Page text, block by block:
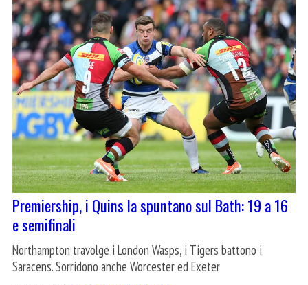
Premiership, i Quins la spuntano sul Bath: 19 a 16
e semifinali
Northampton travolge i London Wasps, i Tigers battono i
Saracens. Sorridono anche Worcester ed Exeter